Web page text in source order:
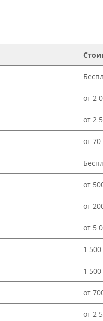
от 2
от 2
от
от
от
от 5
1
1
от
от 2